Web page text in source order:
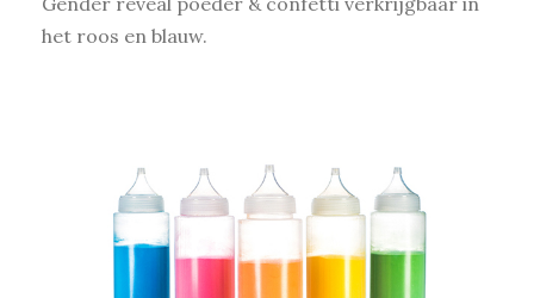
het roos en blauw.